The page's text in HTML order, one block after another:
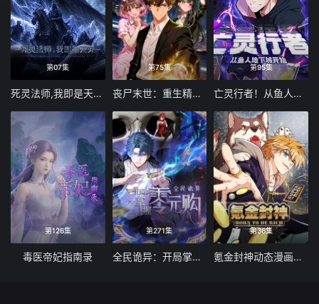
第07集
死灵法师,我即是天灾(2026)
第75集
丧尸末世：重生精神病院开始成神！动态漫画
第95集
亡灵行者！从鱼人地下城开始 动态漫画
第126集
毒医帝妃指南录
第271集
全民诡异：开局掌握零元购
第36集
氪金封神动态漫画第一季